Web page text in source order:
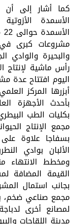
كما أشار إلى
الأسمدة
مشروعات كبرى في
اليوم افتتاح عدة
أبزرها المركز
بأحدث الأجهزة
مجمع الإنتاج
بسفاجا علاوة
الألبان بوادي
ومخطط الانتهاء
القيمة المضافة
بجانب استمال
مجمع صناعي ضخم،
لمصانع أخرى